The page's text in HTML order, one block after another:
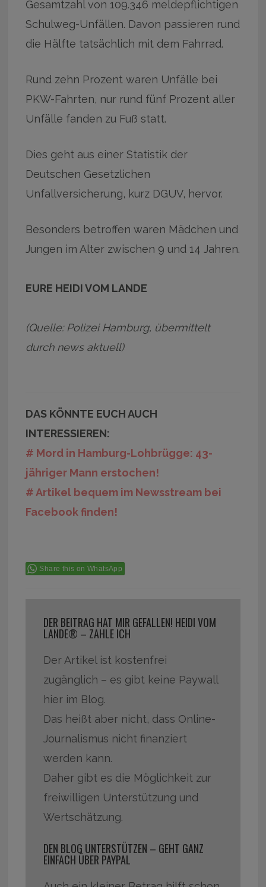
Gesamtzahl von 109.346 meldepflichtigen
Schulweg-Unfällen. Davon passieren rund
die Hälfte tatsächlich mit dem Fahrrad.
Rund zehn Prozent waren Unfälle bei
PKW-Fahrten, nur rund fünf Prozent aller
Unfälle fanden zu Fuß statt.
Dies geht aus einer Statistik der
Deutschen Gesetzlichen
Unfallversicherung, kurz DGUV, hervor.
Besonders betroffen waren Mädchen und
Jungen im Alter zwischen 9 und 14 Jahren.
EURE HEIDI VOM LANDE
(Quelle: Polizei Hamburg, übermittelt
durch news aktuell)
DAS KÖNNTE EUCH AUCH
INTERESSIEREN:
# Mord in Hamburg-Lohbrügge: 43-
jähriger Mann erstochen!
# Artikel bequem im Newsstream bei
Facebook finden!
Share this on WhatsApp
DER BEITRAG HAT MIR GEFALLEN! HEIDI VOM
LANDE® – ZAHLE ICH
Der Artikel ist kostenfrei
zugänglich – es gibt keine Paywall
hier im Blog.
Das heißt aber nicht, dass Online-
Journalismus nicht finanziert
werden kann.
Daher gibt es die Möglichkeit zur
freiwilligen Unterstützung und
Wertschätzung.
DEN BLOG UNTERSTÜTZEN – GEHT GANZ
EINFACH ÜBER PAYPAL